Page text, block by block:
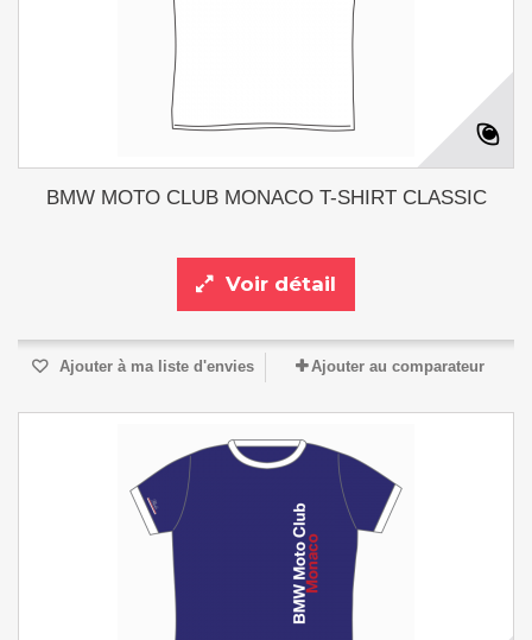
BMW MOTO CLUB MONACO T-SHIRT CLASSIC
Voir détail
Ajouter à ma liste d'envies Ajouter au comparateur